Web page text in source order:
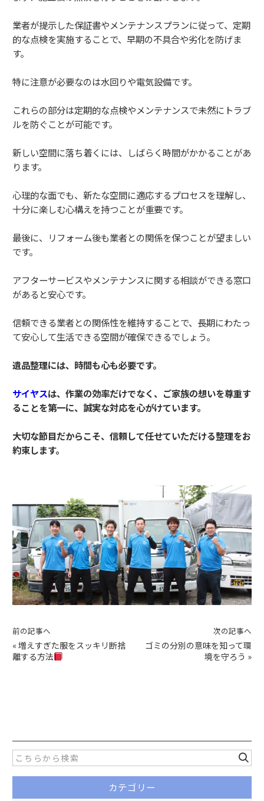
業者が提示した保証書やメンテナンスプランに従って、定期
的な点検を実施することで、早期の不具合や劣化を防げま
す。
特に注意が必要なのは水回りや電気設備です。
これらの部分は定期的な点検やメンテナンスで未然にトラブ
ルを防ぐことが可能です。
新しい空間に落ち着くには、しばらく時間がかかることがあ
ります。
心理的な面でも、新たな空間に適応するプロセスを理解し、
十分に楽しむ心構えを持つことが重要です。
最後に、リフォーム後も業者との関係を保つことが望ましい
です。
アフターサービスやメンテナンスに関する相談ができる窓口
があると安心です。
信頼できる業者との関係性を維持することで、長期にわたっ
て安心して生活できる空間が確保できるでしょう。
遺品整理には、時間も心も必要です。
サイヤスは、作業の効率だけでなく、ご家族の想いを尊重す
ることを第一に、誠実な対応を心がけています。
大切な節目だからこそ、信頼して任せていただける整理をお
約束します。
前の記事へ
« 増えすぎた服をスッキリ断捨
離する方法
次の記事へ
ゴミの分別の意味を知って環
境を守ろう »
カテゴリー